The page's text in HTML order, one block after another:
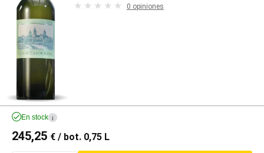
0 opiniones
En stock i
245,25 € / bot. 0,75 L